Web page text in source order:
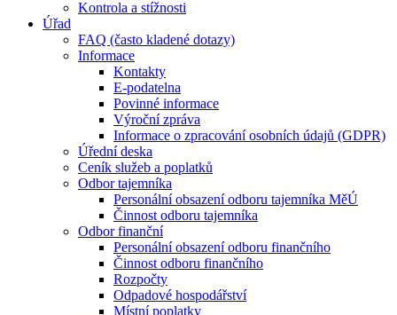
Kontrola a stížnosti
Úřad
FAQ (často kladené dotazy)
Informace
Kontakty
E-podatelna
Povinné informace
Výroční zpráva
Informace o zpracování osobních údajů (GDPR)
Úřední deska
Ceník služeb a poplatků
Odbor tajemníka
Personální obsazení odboru tajemníka MěÚ
Činnost odboru tajemníka
Odbor finanční
Personální obsazení odboru finančního
Činnost odboru finančního
Rozpočty
Odpadové hospodářství
Místní poplatky